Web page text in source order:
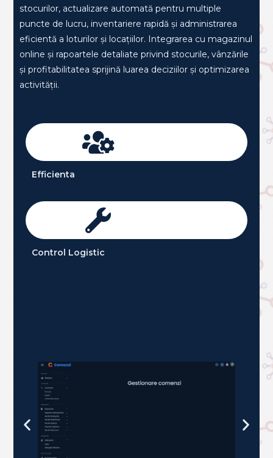
În depozitul de logistică, comenzile sunt pregătite
eficient, iar documentele de livrare sunt generate
automat, contribuind la reducerea timpilor de
expediere și la creșterea acurateței operaționale.
puncte de lucru, inventariere rapidă și administrarea
eficientă a loturilor și locațiilor. Integrarea cu magazinul
online și rapoartele detaliate privind stocurile, vânzările
și profitabilitatea sprijină luarea deciziilor și optimizarea